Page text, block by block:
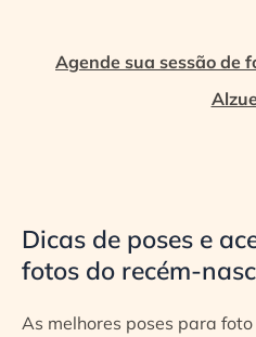
Agende sua sessão de
Dicas de poses e
fotos do recém-
As melhores poses para